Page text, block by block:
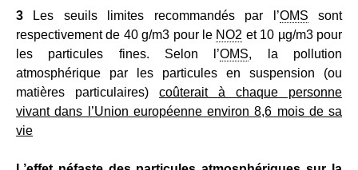
3 Les seuils limites recommandés par l’OMS sont
respectivement de 40 g/m3 pour le NO2 et 10 µg/m3 pour
les particules fines. Selon l’OMS, la pollution
atmosphérique par les particules en suspension (ou
matières particulaires) coûterait à chaque personne
vivant dans l’Union européenne environ 8,6 mois de sa
vie